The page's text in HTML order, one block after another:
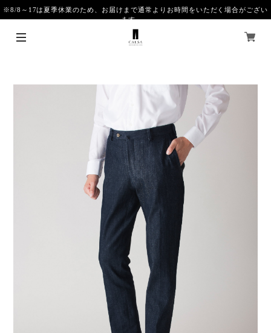
※8/8～17は夏季休業のため、お届けまで通常よりお時間をいただく場合がござい
ます。